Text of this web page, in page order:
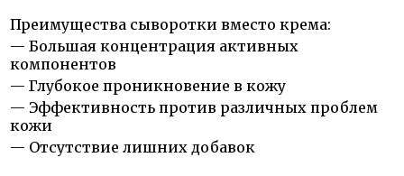
Преимущества сыворотки вместо крема:
— Большая концентрация активных
компонентов
— Глубокое проникновение в кожу
— Эффективность против различных проблем
кожи
— Отсутствие лишних добавок